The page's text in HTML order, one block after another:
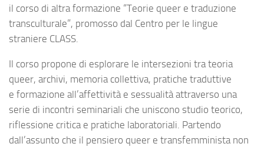
il corso di altra formazione “Teorie queer e traduzione
transculturale”, promosso dal Centro per le lingue
straniere CLASS.
Il corso propone di esplorare le intersezioni tra teoria
queer, archivi, memoria collettiva, pratiche traduttive
e formazione all’affettività e sessualità attraverso una
serie di incontri seminariali che uniscono studio teorico,
riflessione critica e pratiche laboratoriali. Partendo
dall’assunto che il pensiero queer e transfemminista non